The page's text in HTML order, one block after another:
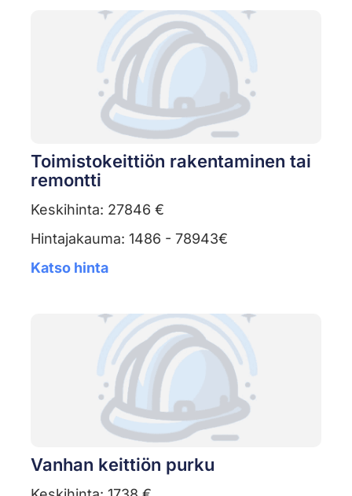
Toimistokeittiön rakentaminen tai
remontti
Keskihinta: 27846 €
Hintajakauma: 1486 - 78943€
Katso hinta
Vanhan keittiön purku